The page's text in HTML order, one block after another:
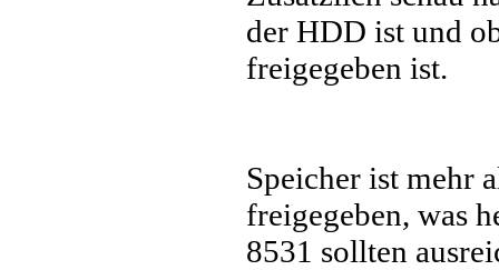
der HDD ist und
freigegeben ist.
Speicher ist mehr
freigegeben, was
8531 sollten